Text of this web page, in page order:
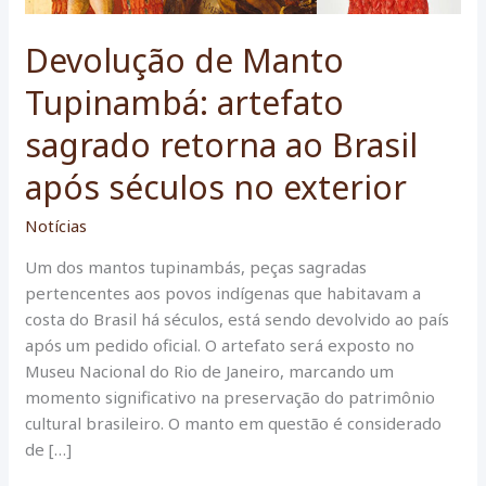
Devolução de Manto
Tupinambá: artefato
sagrado retorna ao Brasil
após séculos no exterior
Notícias
Um dos mantos tupinambás, peças sagradas
pertencentes aos povos indígenas que habitavam a
costa do Brasil há séculos, está sendo devolvido ao país
após um pedido oficial. O artefato será exposto no
Museu Nacional do Rio de Janeiro, marcando um
momento significativo na preservação do patrimônio
cultural brasileiro. O manto em questão é considerado
de […]